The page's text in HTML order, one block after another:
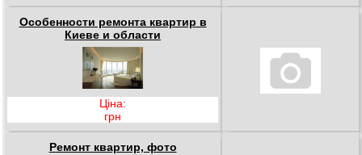
Особенности ремонта квартир в
Киеве и области
Ціна:
грн
Ремонт квартир, фото